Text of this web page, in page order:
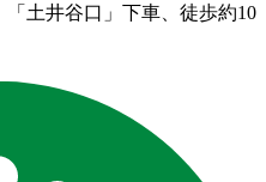
土井谷口」下車、徒歩約10